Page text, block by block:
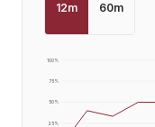
12m 60m
25%
50%
75%
100%